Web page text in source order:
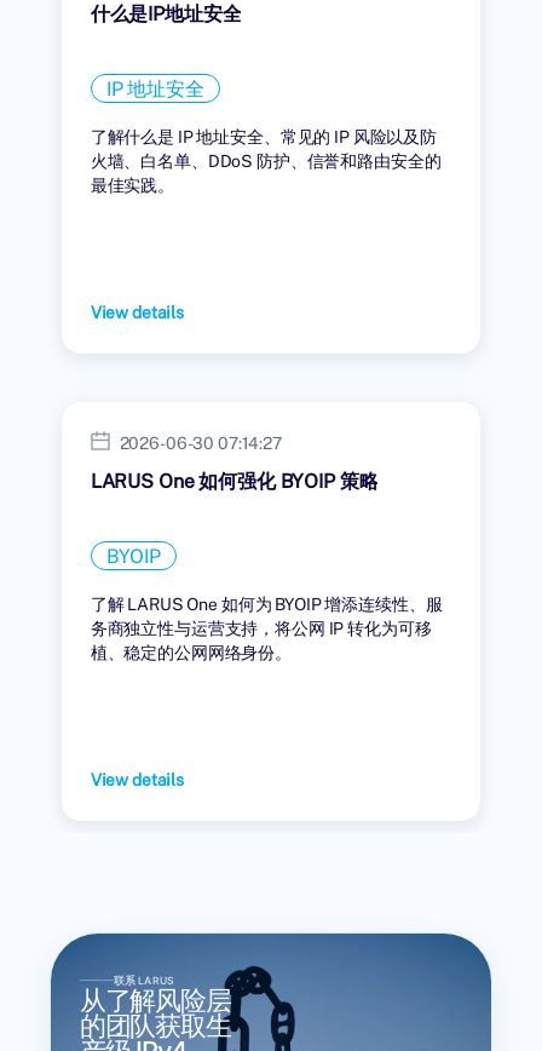
什么是IP地址安全
IP 地址安全
了解什么是 IP 地址安全、常见的 IP 风险以及防
火墙、白名单、DDoS 防护、信誉和路由安全的
最佳实践。
View details
2026-06-30 07:14:27
LARUS One 如何强化 BYOIP 策略
BYOIP
了解 LARUS One 如何为 BYOIP 增添连续性、服
务商独立性与运营支持，将公网 IP 转化为可移
植、稳定的公网网络身份。
View details
联系 LARUS
从了解风险层
的团队获取生